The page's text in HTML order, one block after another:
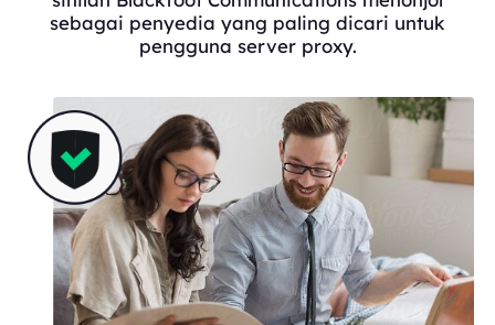
sebagai penyedia yang paling dicari untuk
pengguna server proxy.